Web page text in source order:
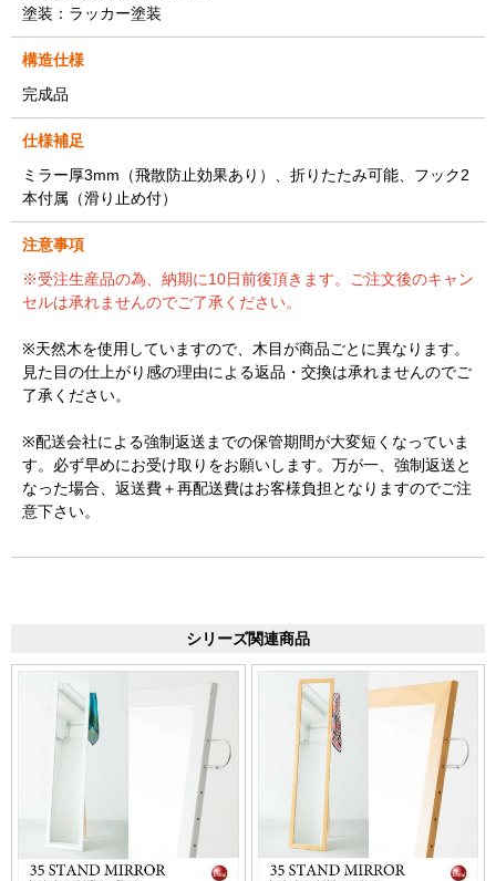
塗装：ラッカー塗装
構造仕様
完成品
仕様補足
ミラー厚3mm（飛散防止効果あり）、折りたたみ可能、フック2
本付属（滑り止め付）
注意事項
※受注生産品の為、納期に10日前後頂きます。ご注文後のキャン
セルは承れませんのでご了承ください。
※天然木を使用していますので、木目が商品ごとに異なります。
見た目の仕上がり感の理由による返品・交換は承れませんのでご
了承ください。
※配送会社による強制返送までの保管期間が大変短くなっていま
す。必ず早めにお受け取りをお願いします。万が一、強制返送と
なった場合、返送費＋再配送費はお客様負担となりますのでご注
意下さい。
シリーズ関連商品